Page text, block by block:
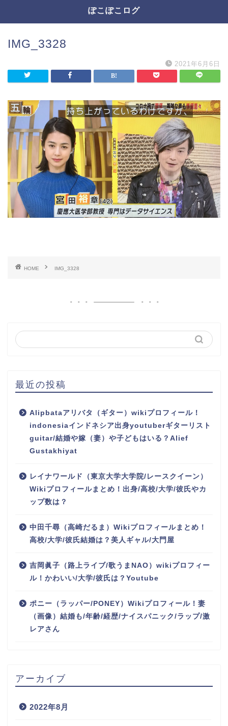
ぽこぽこログ
IMG_3328
2021年6月6日
HOME IMG_3328
最近の投稿
Alipbataアリバタ（ギター）wikiプロフィール！
indonesiaインドネシア出身youtuberギターリスト
guitar/結婚や嫁（妻）や子どもはいる？Alief
Gustakhiyat
レイナワールド（東京大学大学院/レースクイーン）
Wikiプロフィールまとめ！出身/高校/大学/彼氏やカ
ップ数は？
中田千尋（高崎だるま）Wikiプロフィールまとめ！
高校/大学/彼氏結婚は？美人ギャル/大門屋
吉岡眞子（路上ライブ/歌うまNAO）wikiプロフィー
ル！かわいい/大学/彼氏は？Youtube
ポニー（ラッパー/PONEY）Wikiプロフィール！妻
（画像）結婚も/年齢/経歴/ナイスパニック/ラップ/激
レアさん
アーカイブ
2022年8月